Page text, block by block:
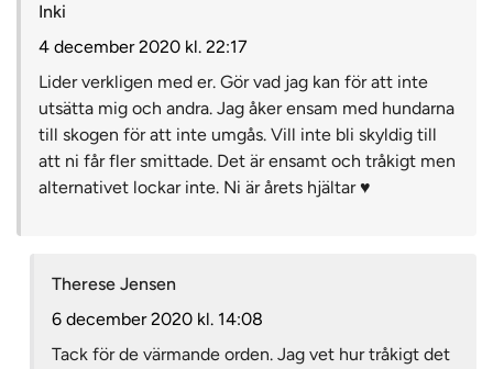
Inki
4 december 2020 kl. 22:17
Lider verkligen med er. Gör vad jag kan för att inte
utsätta mig och andra. Jag åker ensam med hundarna
till skogen för att inte umgås. Vill inte bli skyldig till
att ni får fler smittade. Det är ensamt och tråkigt men
alternativet lockar inte. Ni är årets hjältar ♥️
Therese Jensen
6 december 2020 kl. 14:08
Tack för de värmande orden. Jag vet hur tråkigt det